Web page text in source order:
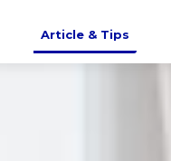
Article & Tips